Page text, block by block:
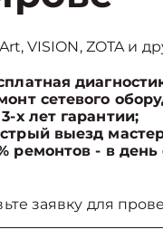
VISION, ZOTA и
сетевого
х лет гарантии;
выезд
ремонтов - в
заявку для